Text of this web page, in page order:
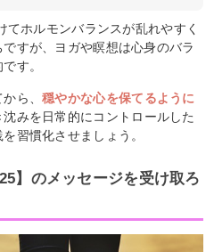
ホルモンバランスが乱れやすく
すが、ヨガや瞑想は心身のバラ
す。
から、穏やかな心を保てるように
みを日常的にコントロールした
習慣化させましょう。
】のメッセージを受け取ろ